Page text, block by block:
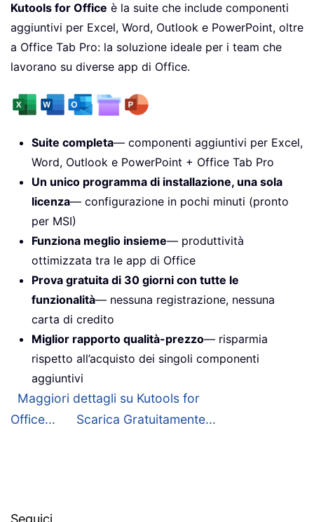
Kutools for Office è la suite che include componenti
aggiuntivi per Excel, Word, Outlook e PowerPoint, oltre
a Office Tab Pro: la soluzione ideale per i team che
lavorano su diverse app di Office.
Suite completa— componenti aggiuntivi per Excel,
Word, Outlook e PowerPoint + Office Tab Pro
Un unico programma di installazione, una sola
licenza— configurazione in pochi minuti (pronto
per MSI)
Funziona meglio insieme— produttività
ottimizzata tra le app di Office
Prova gratuita di 30 giorni con tutte le
funzionalità— nessuna registrazione, nessuna
carta di credito
Miglior rapporto qualità-prezzo— risparmia
rispetto all’acquisto dei singoli componenti
aggiuntivi
Maggiori dettagli su Kutools for
Office...
Scarica Gratuitamente...
Seguici